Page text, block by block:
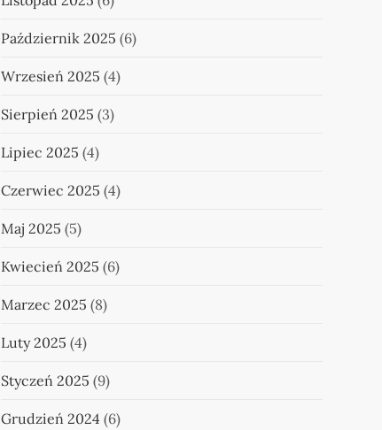
Październik 2025 (6)
Wrzesień 2025 (4)
Sierpień 2025 (3)
Lipiec 2025 (4)
Czerwiec 2025 (4)
Maj 2025 (5)
Kwiecień 2025 (6)
Marzec 2025 (8)
Luty 2025 (4)
Styczeń 2025 (9)
Grudzień 2024(6)